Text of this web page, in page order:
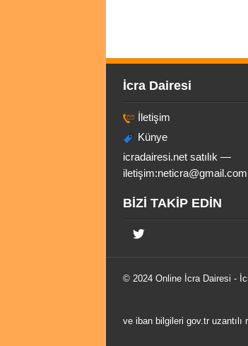
İcra Dairesi
İletişim
Künye
icradairesi.net satılık —
iletişim:neticra@gmail.com
BİZİ TAKİP EDİN
© 2024 Online İcra Dairesi -
ve iban bilgileri gov.tr uzantılı